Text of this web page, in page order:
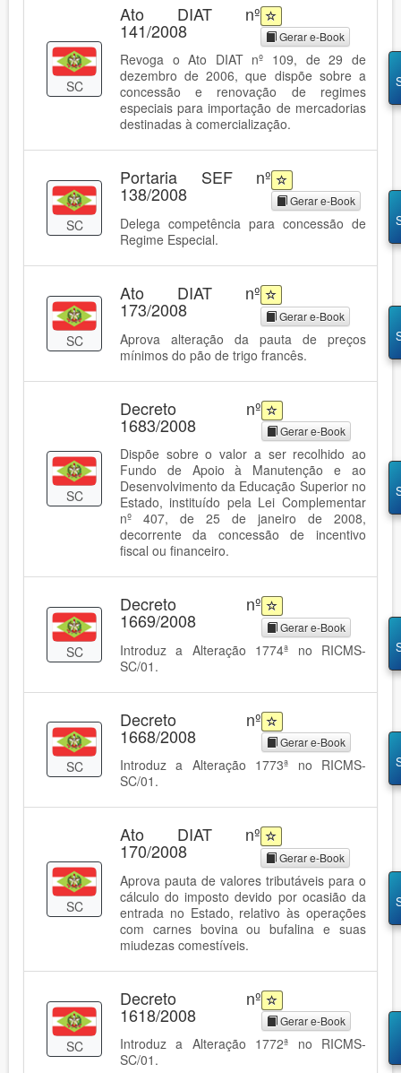
SC
Ato DIAT nº
141/2008 Gerar e-Book
Revoga o Ato DIAT nº 109, de 29 de
dezembro de 2006, que dispõe sobre a
concessão e renovação de regimes
especiais para importação de mercadorias
destinadas à comercialização.
SC
Portaria SEF nº
138/2008 Gerar e-Book
Delega competência para concessão de
Regime Especial.
SC
Ato DIAT nº
173/2008 Gerar e-Book
Aprova alteração da pauta de preços
mínimos do pão de trigo francês.
SC
Decreto nº
1683/2008 Gerar e-Book
Dispõe sobre o valor a ser recolhido ao
Fundo de Apoio à Manutenção e ao
Desenvolvimento da Educação Superior no
Estado, instituído pela Lei Complementar
nº 407, de 25 de janeiro de 2008,
decorrente da concessão de incentivo
fiscal ou financeiro.
SC
Decreto nº
1669/2008 Gerar e-Book
Introduz a Alteração 1774ª no RICMS-
SC/01.
SC
Decreto nº
1668/2008 Gerar e-Book
Introduz a Alteração 1773ª no RICMS-
SC/01.
SC
Ato DIAT nº
170/2008 Gerar e-Book
Aprova pauta de valores tributáveis para o
cálculo do imposto devido por ocasião da
entrada no Estado, relativo às operações
com carnes bovina ou bufalina e suas
miudezas comestíveis.
SC
Decreto nº
1618/2008 Gerar e-Book
Introduz a Alteração 1772ª no RICMS-
SC/01.